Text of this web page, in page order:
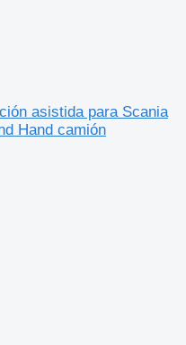
asistida para Scania
Hand camión